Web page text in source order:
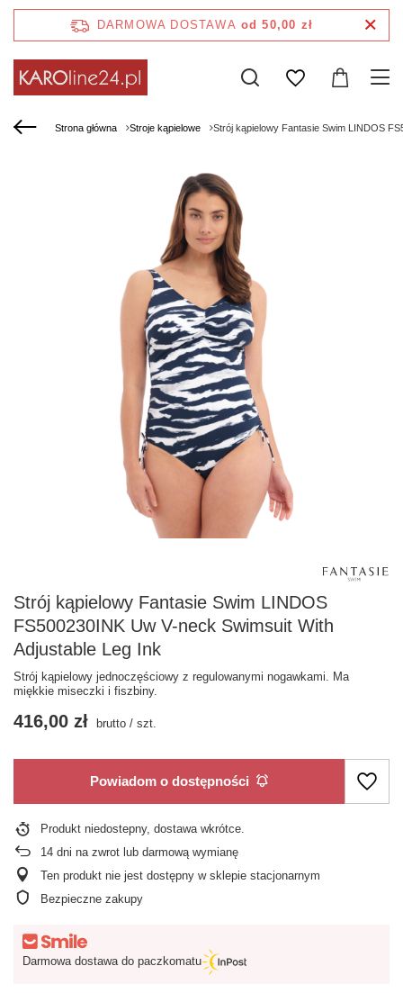
DARMOWA DOSTAWA od 50,00 zł
Strona główna Stroje kąpielowe Strój kąpielowy Fantasie Swim LINDOS
Strój kąpielowy Fantasie Swim LINDOS
FS500230INK Uw V-neck Swimsuit With
Adjustable Leg Ink
Strój kąpielowy jednoczęściowy z regulowanymi nogawkami. Ma
miękkie miseczki i fiszbiny.
416,00 zł brutto / szt.
Powiadom o dostępności
Produkt niedostepny, dostawa wkrótce
14 dni na zwrot lub darmową wymianę
Ten produkt nie jest dostępny w sklepie stacjonarnym
Bezpieczne zakupy
Darmowa dostawa do paczkomatu